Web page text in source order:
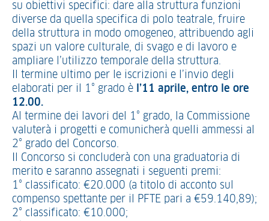
su obiettivi specifici: dare alla struttura funzioni
diverse da quella specifica di polo teatrale, fruire
della struttura in modo omogeneo, attribuendo agli
spazi un valore culturale, di svago e di lavoro e
ampliare l’utilizzo temporale della struttura.
Il termine ultimo per le iscrizioni e l’invio degli
elaborati per il 1° grado è
l’11 aprile, entro le ore
12.00.
Al termine dei lavori del 1° grado, la Commissione
valuterà i progetti e comunicherà quelli ammessi al
2° grado del Concorso.
Il Concorso si concluderà con una graduatoria di
merito e saranno assegnati i seguenti premi:
1° classificato: €20.000 (a titolo di acconto sul
compenso spettante per il PFTE pari a €59.140,89);
2° classificato: €10.000;